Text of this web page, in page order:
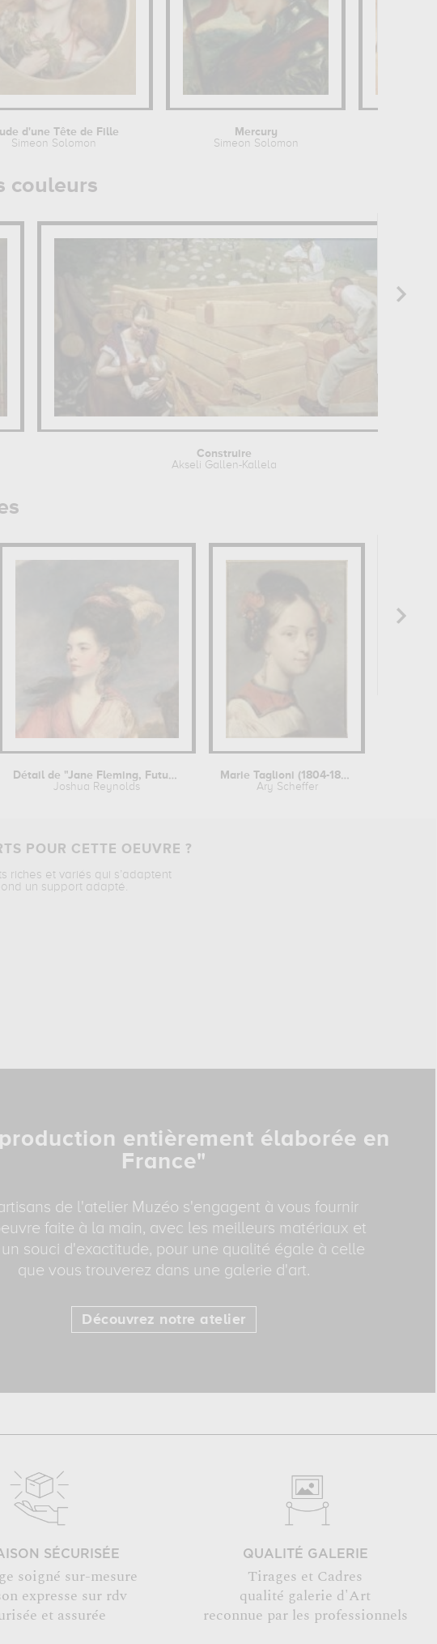
d'une Tête de Fille
Simeon Solomon
Mercury
Simeon Solomon
couleurs
Construire
Akseli Gallen-Kallela
Détail de "Jane Fleming, Future...
Joshua Reynolds
Marie Taglioni (1804-1884), danseuse
Ary Scheffer
POUR CETTE OEUVRE ?
riches et variés qui s’adaptent
un support adapté.
entièrement élaborée en
France"
de l'atelier Muzéo s'engagent à vous fournir
faite à la main, avec les meilleurs matériaux et
souci d'exactitude, pour une qualité égale à celle
que vous trouverez dans une galerie d'art.
Découvrez notre atelier
SÉCURISÉE
soigné sur-mesure
expresse sur rdv
et assurée
QUALITÉ GALERIE
Tirages et Cadres
qualité galerie d'Art
reconnue par les professionnels